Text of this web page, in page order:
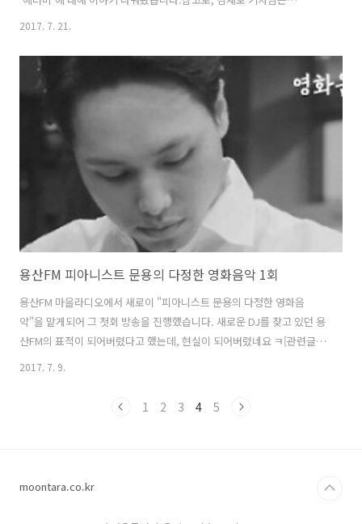
양한 해석이 가능한 영화라 이야기할 거리가 매우 많았습니다.영화음악
은 그 실험적인 스타일 덕분에 살짝 납량특집이 되었습니다. ^^ 첫방송
을 마치고 만게님과 저는 은근 다음 방송 녹음을 기다렸는데요-영화 때문
인지 음악 때문인지 아무튼 긴장감(!) 넘치는 가운데, 화기애애한 분위기
로 방송을 마칠 수 있었습니다.게스트로 출연, 좋은 내용 많이 들려주신
김재호 기자님께 감사..
2017. 7. 21.
용산FM 피아니스트 문용의 다정한 영화음악 1회
용산FM 마을라디오에서 새로이 "피아니스트 문용의 다정한 영화음
악"을 맡게되어 그 첫회 방송을 진행했습니다. 새로운 DJ를 찾고 있던 용
산FM의 표적이 되어버렸다고 했는데, 현실이 되어버렸네요 ㅋ[관련글
http://moonyong.com/6222] 앞으로 만년 게스트 만게 장초영 선생님
'싱스트리트'의 음악을 소개했습니다. 부담 느끼지 않는 선에서 하겠다
2017. 7. 9.
1 2 3 4 5
moontara.co.kr